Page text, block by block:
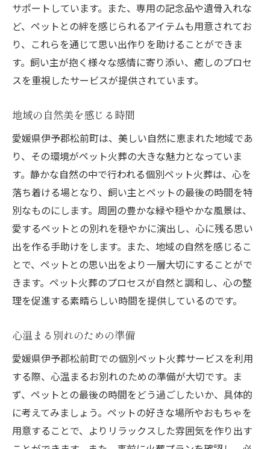
サポートしています。また、専用の記念品や遺骨入れな
ど、ペットとの絆を感じられるアイテムも用意されてお
り、これらを通じて思い出作りを助けることができま
す。飼い主が抱く様々な感情に寄り添い、癒しのプロセ
スを重視したサービスが提供されています。
地域の自然美を感じる時間
愛媛県伊予郡松前町は、美しい自然に恵まれた地域であ
り、その環境がペット火葬の大きな魅力となっていま
す。静かな自然の中で行われる個別ペット火葬は、心を
落ち着ける場となり、飼い主とペットの最後の時間を特
別なものにします。周囲の豊かな緑や穏やかな風景は、
愛するペットとの別れを穏やかに演出し、心に残る思い
出を作る手助けをします。また、地域の自然を感じるこ
とで、ペットとの思い出をより一層大切にすることがで
きます。ペット火葬のプロセスが自然と調和し、心の整
理を促進する素晴らしい時間を提供しているのです。
心温まる別れのための準備
愛媛県伊予郡松前町での個別ペット火葬サービスを利用
する際、心温まるお別れのための準備が大切です。ま
ず、ペットとの最後の時間をどう過ごしたいか、具体的
に考えてみましょう。ペットの好きな場所やおもちゃを
用意することで、よりリラックスした雰囲気を作り出す